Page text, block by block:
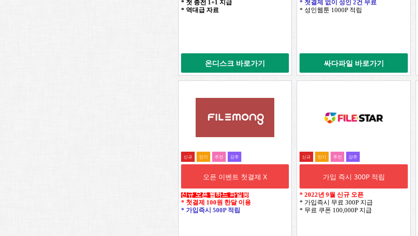
* 첫 충전 1+1 지급
* 역대급 자료
온디스크 바로가기
* 첫결제 없이 성인 2건 무료
* 성인웹툰 1000P 적립
싸다파일 바로가기
신규 인기 추전 강추
오픈 이벤트 첫결제 X
신규 오픈 웹하드 파일몽
* 첫결제 100원 한달 이용
* 가입즉시 500P 적립
신규 인기 추전 강추
가입 즉시 300P 적립
*2022년 9월 신규 오픈
* 가입즉시 무료 300P 지급
* 무료 쿠폰 100,000P 지급